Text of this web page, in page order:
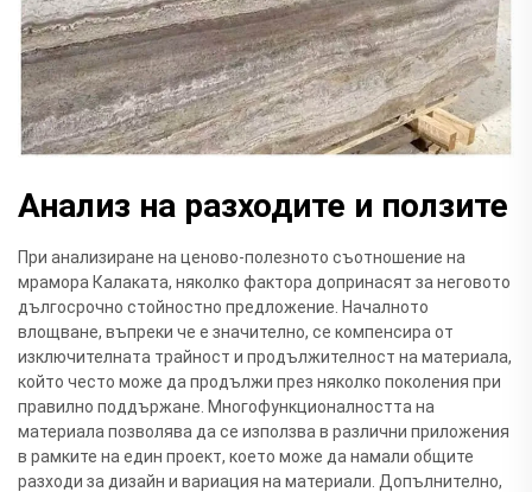
Анализ на разходите и ползите
При анализиране на ценово-полезното съотношение на
мрамора Калаката, няколко фактора допринасят за неговото
дългосрочно стойностно предложение. Началното
влощване, въпреки че е значително, се компенсира от
изключителната трайност и продължителност на материалa,
който често може да продължи през няколко поколения при
правилно поддържане. Многофункционалността на
материалa позволява да се използва в различни приложения
в рамките на един проект, което може да намали общите
разходи за дизайн и вариация на материали. Допълнително,